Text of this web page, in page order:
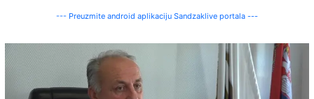
--- Preuzmite android aplikaciju Sandzaklive portala ---